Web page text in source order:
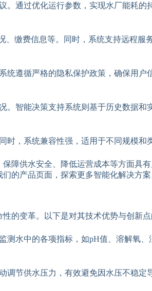
通过优化运行参数，实现水厂能耗的
缴费信息等。同时，系统支持远程服
遵循严格的隐私保护政策，确保用户
智能决策支持系统则基于历史数据和
，系统兼容性强，适用于不同规模和
障供水安全、降低运营成本等方面具
的产品页面，探索更多智能化解决方案
的变革。以下是对其技术优势与创新点
测水中的各项指标，如pH值、溶解氧
调节供水压力，有效避免因水压不稳定